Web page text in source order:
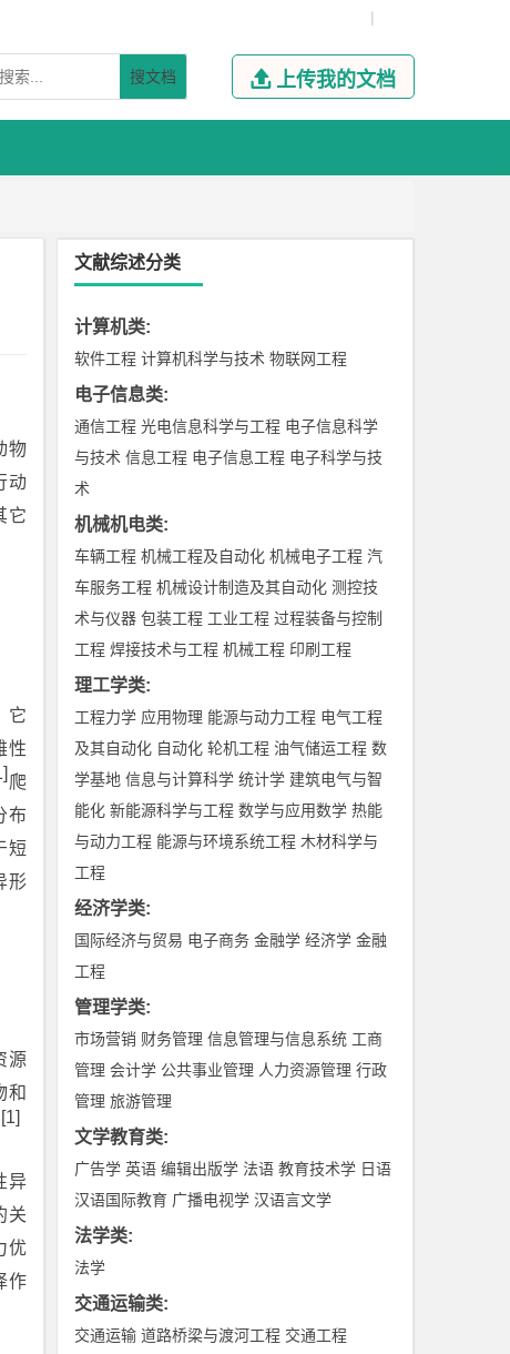
|
搜文档  上传我的文档
物
动
它
它
性
爬
布
短
形
源
和
[1]
异
关
优
作
文献综述分类
计算机类:
软件工程 计算机科学与技术 物联网工程
电子信息类:
通信工程 光电信息科学与工程 电子信息科学
与技术 信息工程 电子信息工程 电子科学与技
术
机械机电类:
车辆工程 机械工程及自动化 机械电子工程 汽
车服务工程 机械设计制造及其自动化 测控技
术与仪器 包装工程 工业工程 过程装备与控制
工程 焊接技术与工程 机械工程 印刷工程
理工学类:
工程力学 应用物理 能源与动力工程 电气工程
及其自动化 自动化 轮机工程 油气储运工程 数
学基地 信息与计算科学 统计学 建筑电气与智
能化 新能源科学与工程 数学与应用数学 热能
与动力工程 能源与环境系统工程 木材科学与
工程
经济学类:
国际经济与贸易 电子商务 金融学 经济学 金融
工程
管理学类:
市场营销 财务管理 信息管理与信息系统 工商
管理 会计学 公共事业管理 人力资源管理 行政
管理 旅游管理
文学教育类:
广告学 英语 编辑出版学 法语 教育技术学 日语
汉语国际教育 广播电视学 汉语言文学
法学类:
法学
交通运输类:
交通运输 道路桥梁与渡河工程 交通工程